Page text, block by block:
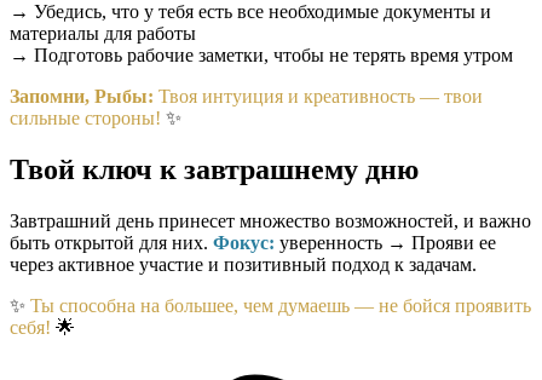
→ Убедись, что у тебя есть все необходимые документы и
материалы для работы
→ Подготовь рабочие заметки, чтобы не терять время утром
Запомни, Рыбы: Твоя интуиция и креативность — твои
сильные стороны! ✨
Твой ключ к завтрашнему дню
Завтрашний день принесет множество возможностей, и важно
быть открытой для них. Фокус: уверенность → Прояви ее
через активное участие и позитивный подход к задачам.
✨ Ты способна на большее, чем думаешь — не бойся проявить
себя! 🌟